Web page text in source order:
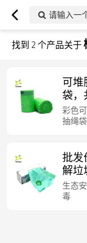
请输入一
找到 2个产品关于
可
袋，
彩色可生
抽绳袋
批发
解垃
生态
毒